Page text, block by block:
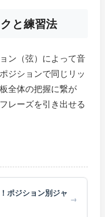
と練習法
ン（弦）によって音
ジションで同じリッ
全体の把握に繋が
レーズを引き出せる
ポジション別ジャ